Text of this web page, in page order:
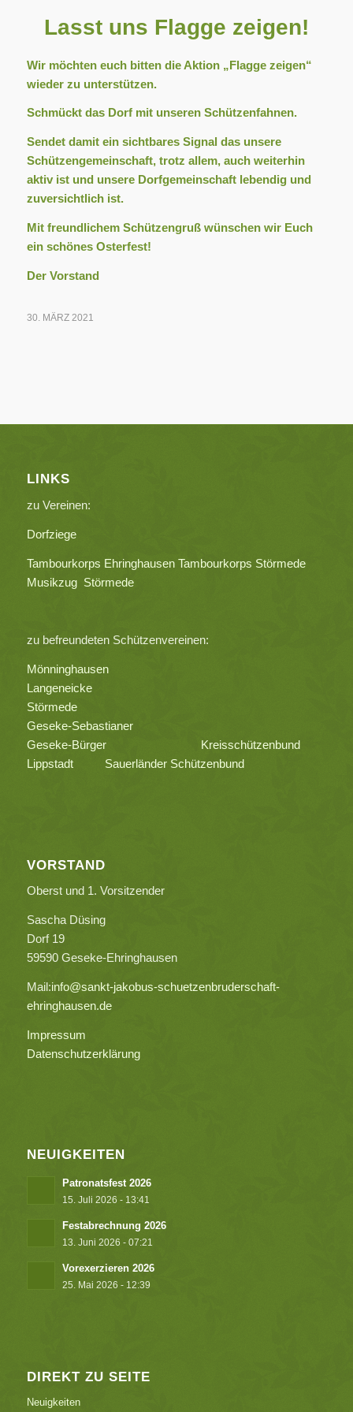
Lasst uns Flagge zeigen!
Wir möchten euch bitten die Aktion „Flagge zeigen“
wieder zu unterstützen.
Schmückt das Dorf mit unseren Schützenfahnen.
Sendet damit ein sichtbares Signal das unsere
Schützengemeinschaft, trotz allem, auch weiterhin
aktiv ist und unsere Dorfgemeinschaft lebendig und
zuversichtlich ist.
Mit freundlichem Schützengruß wünschen wir Euch
ein schönes Osterfest!
Der Vorstand
30. MÄRZ 2021
LINKS
zu Vereinen:
Dorfziege
Tambourkorps Ehringhausen Tambourkorps Störmede
Musikzug Störmede
zu befreundeten Schützenvereinen:
Mönninghausen
Langeneicke
Störmede
Geseke-Sebastianer
Geseke-Bürger Kreisschützenbund
Lippstadt
Sauerländer Schützenbund
VORSTAND
Oberst und 1. Vorsitzender
Sascha Düsing
Dorf 19
59590 Geseke-Ehringhausen
Mail:info@sankt-jakobus-schuetzenbruderschaft-
ehringhausen.de
Impressum
Datenschutzerklärung
NEUIGKEITEN
Patronatsfest 2026
15. Juli 2026 - 13:41
Festabrechnung 2026
13. Juni 2026 - 07:21
Vorexerzieren 2026
25. Mai 2026 - 12:39
DIREKT ZU SEITE
Neuigkeiten